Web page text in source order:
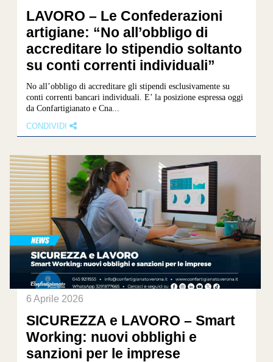
LAVORO – Le Confederazioni
artigiane: “No all’obbligo di
accreditare lo stipendio soltanto
su conti correnti individuali”
No all’obbligo di accreditare gli stipendi esclusivamente su
conti correnti bancari individuali. E’ la posizione espressa oggi
da Confartigianato e Cna...
CONDIVIDI
6 Aprile 2026
SICUREZZA e LAVORO – Smart
Working: nuovi obblighi e
sanzioni per le imprese